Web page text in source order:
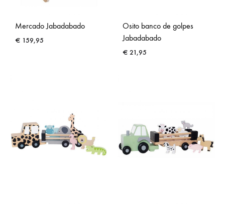
Mercado Jabadabado
€ 159,95
Osito banco de golpes
Jabadabado
€ 21,95